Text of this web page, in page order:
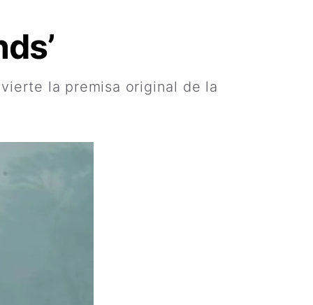
la premisa original de la